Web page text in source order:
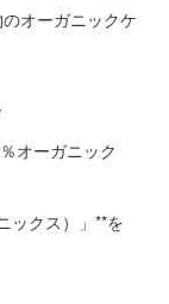
オーガニックケ
オーガニック
ックス）」**を